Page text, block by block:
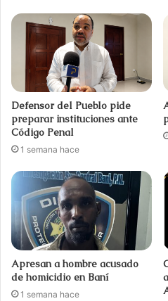
Defensor del Pueblo pide
preparar instituciones ante
Código Penal
1 semana hace
Apresan a hombre acusado
de homicidio en Baní
1 semana hace